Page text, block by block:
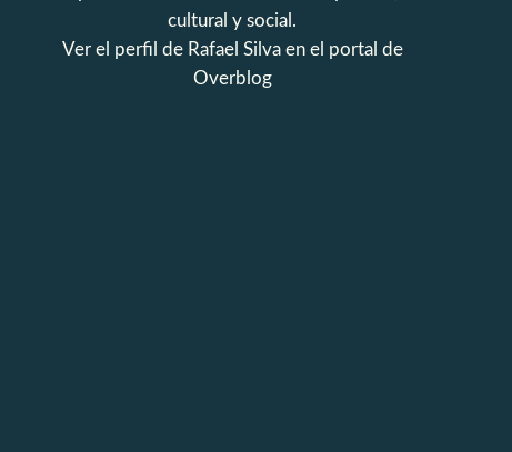
cultural y social.
Ver el perfil de Rafael Silvaen el portal de
Overblog